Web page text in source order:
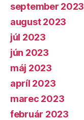
september 2023
august 2023
júl 2023
jún 2023
máj 2023
apríl 2023
marec 2023
február 2023